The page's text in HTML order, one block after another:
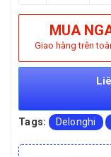
MUA
Giao hàng trên
Tags: Delonghi